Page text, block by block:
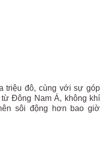
triệu đô, cùng với sự góp
Đông Nam Á, không khí
sôi động hơn bao giờ